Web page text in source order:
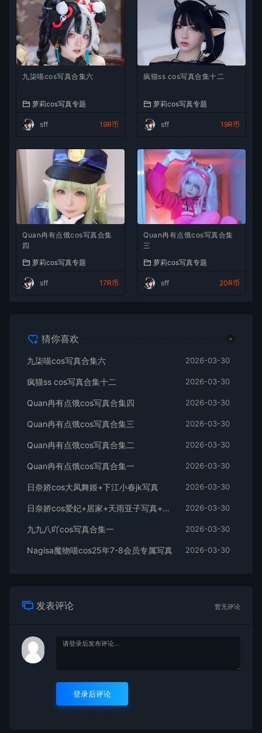
九柒喵cos写真合集六
萝莉cos写真专题
sff 19R币
疯猫ss cos写真合集十二
萝莉cos写真专题
sff 19R币
Quan冉有点饿cos写真合集
四
萝莉cos写真专题
sff 17R币
Quan冉有点饿cos写真合集
三
萝莉cos写真专题
sff 20R币
猜你喜欢
九柒喵cos写真合集六 2026-03-30
疯猫ss cos写真合集十二 2026-03-30
Quan冉有点饿cos写真合集四 2026-03-30
Quan冉有点饿cos写真合集三 2026-03-30
Quan冉有点饿cos写真合集二 2026-03-30
Quan冉有点饿cos写真合集一 2026-03-30
日奈娇cos大凤舞姬+下江小春jk写真 2026-03-30
日奈娇cos爱妃+居家+天雨亚子写真+视频 2026-03-30
九九八吖cos写真合集一 2026-03-30
Nagisa魔物喵cos25年7-8会员专属写真 2026-03-30
发表评论 暂无评论
登录后评论